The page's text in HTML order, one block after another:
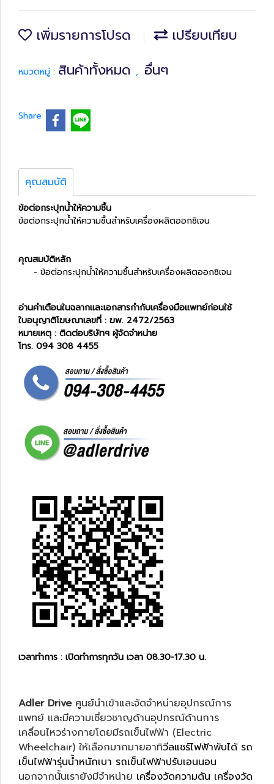
เพิ่มรายการโปรด เปรียบเทียบ
หมวดหมู่ : สินค้าทั้งหมด , อื่นๆ
Share
คุณสมบัติ
ข้อต่อกระปุกน้ำให้ความชื้น
ข้อต่อกระปุกน้ำให้ความชื้นสำหรับเครื่องผลิตออกซิเจน
คุณสมบัติหลัก
- ข้อต่อกระปุกน้ำให้ความชื้นสำหรับเครื่องผลิตออกซิเจน
อ่านคำเตือนในฉลากและเอกสารกำกับเครื่องมือแพทย์ก่อนใช้
ใบอนุญาติโฆษณาเลขที่ : ฆพ. 2472/2563
หมายเหตุ : ติดต่อบริษัทฯ ผู้จัดจำหน่าย
โทร. 094 308 4455
เวลาทำการ : เปิดทำการทุกวัน เวลา 08.30-17.30 น.
Adler Driveศูนย์นำเข้าและจัดจำหน่ายอุปกรณ์การ
แพทย์ และมีความเชี่ยวชาญด้านอุปกรณ์ด้านการ
เคลื่อนไหวร่างกายโดยมีรถเข็นไฟฟ้า (Electric
Wheelchair) ให้เลือกมากมายอาทิวีลแชร์ไฟฟ้าพับได้ รถ
เข็นไฟฟ้ารุ่นน้ำหนักเบา รถเข็นไฟฟ้าปรับเอนนอน
นอกจากนั้นเรายังมีจำหน่าย เครื่องวัดความดัน เครื่องวัด